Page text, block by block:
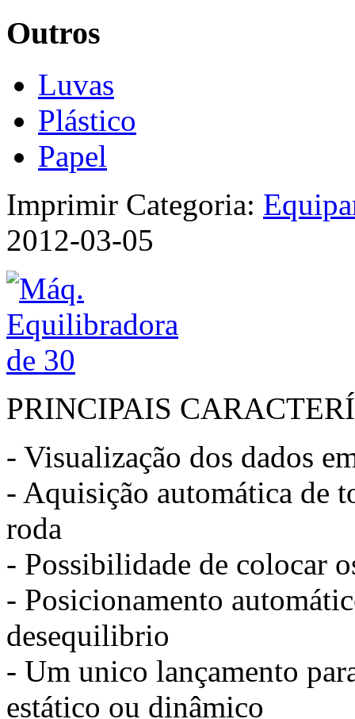
Outros
Luvas
Plástico
Papel
Imprimir Categoria:
2012-03-05
PRINCIPAIS
- Visualização dos dados
- Aquisição automática de
roda
- Possibilidade de colocar
- Posicionamento
desequilibrio
- Um unico lançamento
estático ou dinâmico